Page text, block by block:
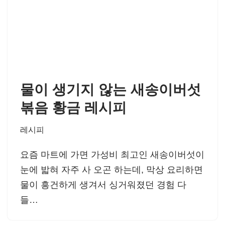
물이 생기지 않는 새송이버섯
볶음 황금 레시피
레시피
요즘 마트에 가면 가성비 최고인 새송이버섯이
눈에 밟혀 자주 사 오곤 하는데, 막상 요리하면
물이 흥건하게 생겨서 싱거워졌던 경험 다
들…